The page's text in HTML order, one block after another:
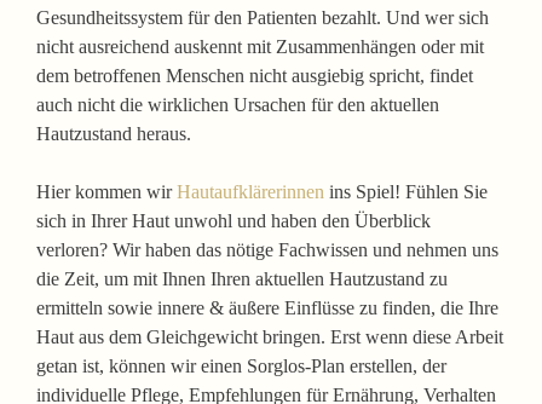
Gesundheitssystem für den Patienten bezahlt. Und wer sich
nicht ausreichend auskennt mit Zusammenhängen oder mit
dem betroffenen Menschen nicht ausgiebig spricht, findet
auch nicht die wirklichen Ursachen für den aktuellen
Hautzustand heraus.
Hier kommen wirHautaufklärerinnen ins Spiel! Fühlen Sie
sich in Ihrer Haut unwohl und haben den Überblick
verloren? Wir haben das nötige Fachwissen und nehmen uns
die Zeit, um mit Ihnen Ihren aktuellen Hautzustand zu
ermitteln sowie innere & äußere Einflüsse zu finden, die Ihre
Haut aus dem Gleichgewicht bringen. Erst wenn diese Arbeit
getan ist, können wir einen Sorglos-Plan erstellen, der
individuelle Pflege, Empfehlungen für Ernährung, Verhalten